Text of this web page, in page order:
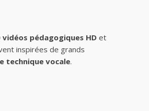
vidéos pédagogiques HD et
inspirées de grands
technique vocale.